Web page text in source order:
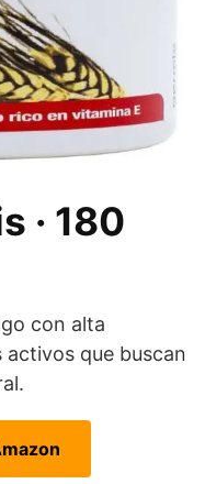
· 180
con alta
activos que buscan